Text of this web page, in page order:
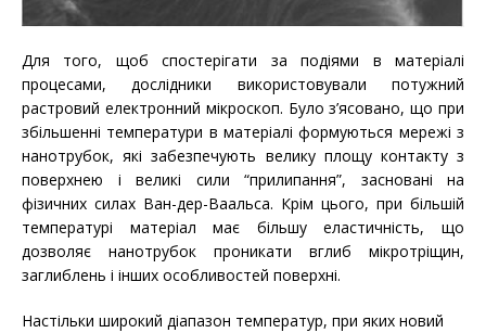
Для того, щоб спостерігати за подіями в матеріалі
процесами, дослідники використовували потужний
растровий електронний мікроскоп. Було з’ясовано, що при
збільшенні температури в матеріалі формуються мережі з
нанотрубок, які забезпечують велику площу контакту з
поверхнею і великі сили “прилипання”, засновані на
фізичних силах Ван-дер-Ваальса. Крім цього, при більшій
температурі матеріал має більшу еластичність, що
дозволяє нанотрубок проникати вглиб мікротріщин,
заглиблень і інших особливостей поверхні.
Настільки широкий діапазон температур, при яких новий